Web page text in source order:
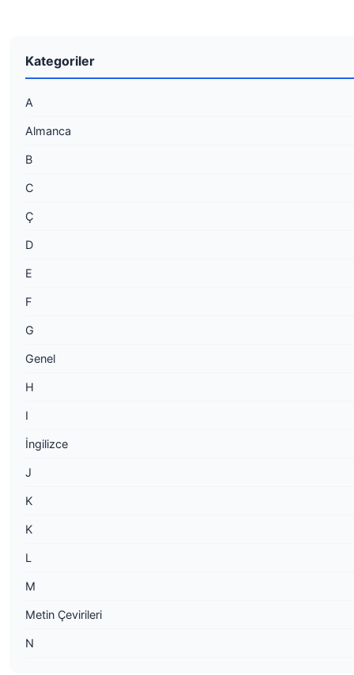
Kategoriler
A
Almanca
B
C
Ç
D
E
F
G
Genel
H
I
İngilizce
J
K
K
L
M
Metin Çevirileri
N